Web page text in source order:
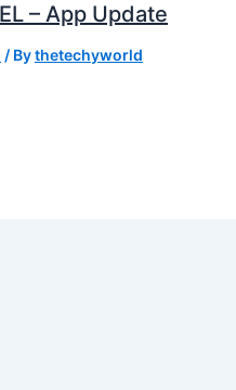
– App Update
/ Bythetechyworld